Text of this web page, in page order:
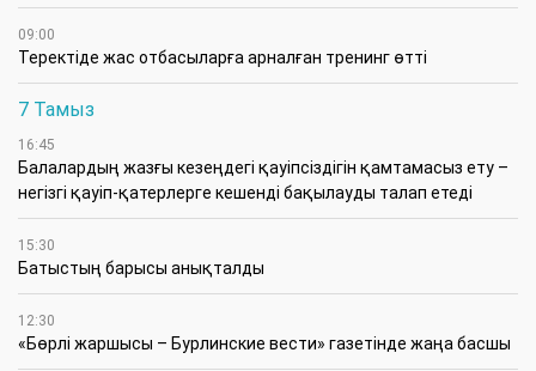
09:00
​Теректіде жас отбасыларға арналған тренинг өтті
7 Тамыз
16:45
Балалардың жазғы кезеңдегі қауіпсіздігін қамтамасыз ету –
негізгі қауіп-қатерлерге кешенді бақылауды талап етеді
15:30
Батыстың барысы анықталды
12:30
«Бөрлі жаршысы – Бурлинские вести» газетінде жаңа басшы